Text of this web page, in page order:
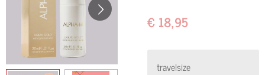
€ 18,95
travelsize